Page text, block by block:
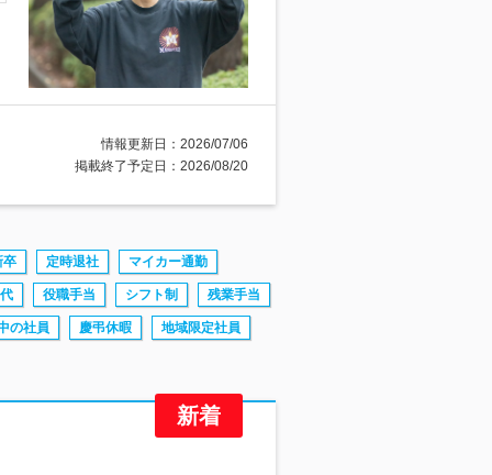
情報更新日：2026/07/06
掲載終了予定日：2026/08/20
卒 定時退社 マイカー通勤
役職手当 シフト制 残業手当
の社員 慶弔休暇 地域限定社員